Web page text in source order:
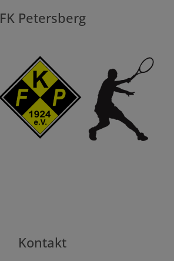
FK Petersberg
Kontakt